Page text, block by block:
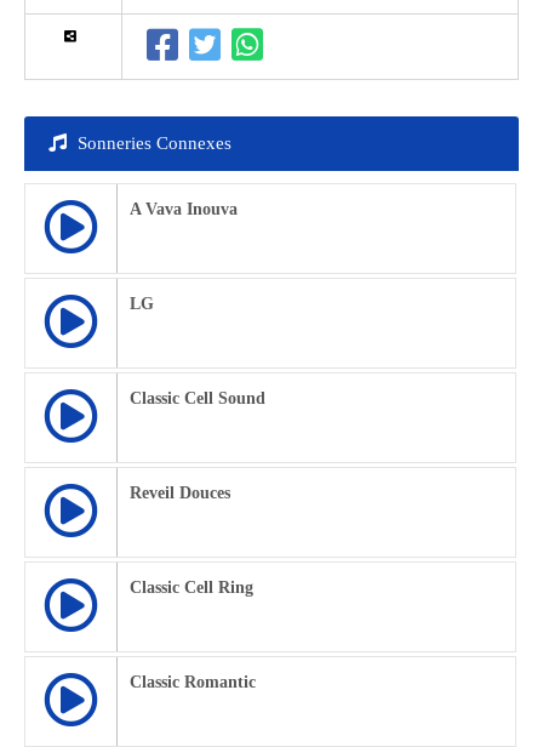
Sonneries Connexes
A Vava Inouva
LG
Classic Cell Sound
Reveil Douces
Classic Cell Ring
Classic Romantic